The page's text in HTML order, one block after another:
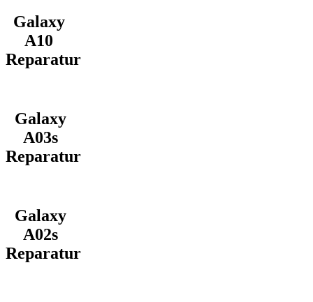
Galaxy
A10
Reparatur
Galaxy
A03s
Reparatur
Galaxy
A02s
Reparatur